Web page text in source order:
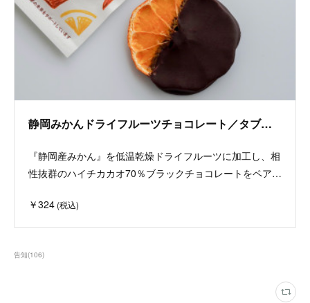
静岡みかんドライフルーツチョコレート／タブレット
『静岡産みかん』を低温乾燥ドライフルーツに加工し、相
性抜群のハイチカカオ70％ブラックチョコレートをペア…
￥324 (税込)
告知(106)